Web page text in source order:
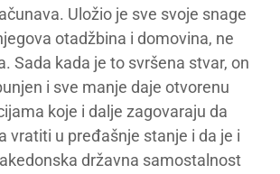
Uložio je sve svoje snage
otadžbina i domovina, ne
Sada kada je to svršena stvar, on
i sve manje daje otvorenu
koje i dalje zagovaraju da
vratiti u pređašnje stanje i da je i
državna samostalnost